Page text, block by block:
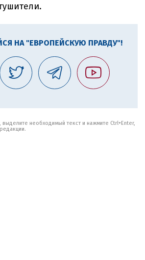
НА "ЕВРОПЕЙСКУЮ ПРАВДУ"!
необходимый текст и нажмите Ctrl+Enter,